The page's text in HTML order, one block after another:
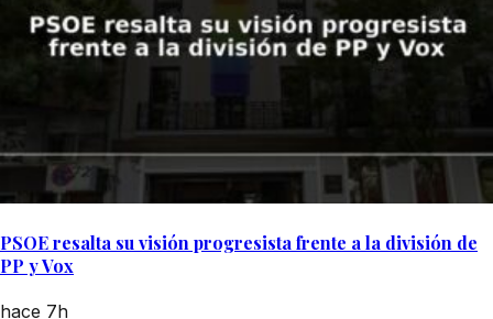
PSOE resalta su visión progresista frente a la división de
PP y Vox
hace 7h